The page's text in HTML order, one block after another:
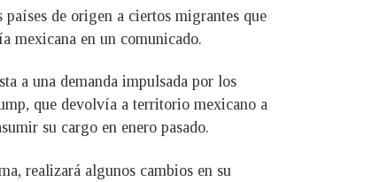
de origen a ciertos migrantes que
mexicana en un comunicado.
a una demanda impulsada por los
que devolvía a territorio mexicano a
su cargo en enero pasado.
realizará algunos cambios en su